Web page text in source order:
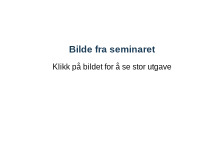
Bilde fra seminaret
Klikk på bildet for å se stor utgave